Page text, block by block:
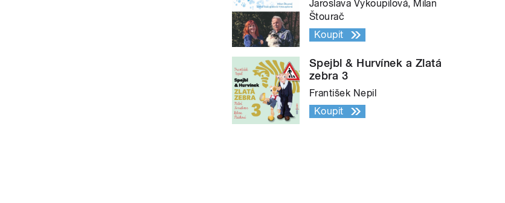
Jaroslava Vykoupilová, Milan
Štourač
Koupit
Spejbl & Hurvínek a Zlatá
zebra 3
František Nepil
Koupit